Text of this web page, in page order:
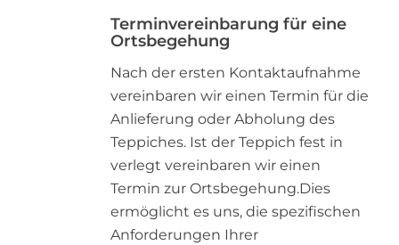
Terminvereinbarung für eine
Ortsbegehung
Nach der ersten Kontaktaufnahme
vereinbaren wir einen Termin für die
Anlieferung oder Abholung des
Teppiches. Ist der Teppich fest in
verlegt vereinbaren wir einen
Termin zur Ortsbegehung.Dies
ermöglicht es uns, die spezifischen
Anforderungen Ihrer